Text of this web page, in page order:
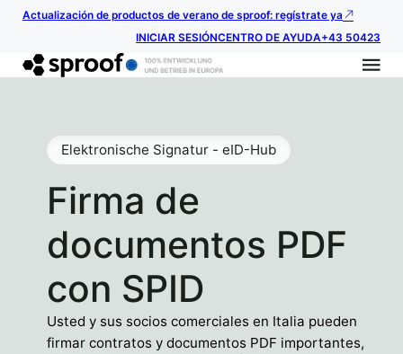
Actualización de productos de verano de sproof: regístrate ya
INICIAR SESIÓNCENTRO DE AYUDA+43 50423
Firma de
documentos PDF
con SPID
Elektronische Signatur - eID-Hub
Usted y sus socios comerciales en Italia pueden
firmar contratos y documentos PDF importantes,